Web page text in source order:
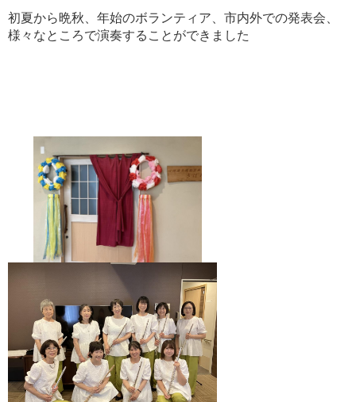
初夏から晩秋、年始のボランティア、市内外での発表会、
様々なところで演奏することができました